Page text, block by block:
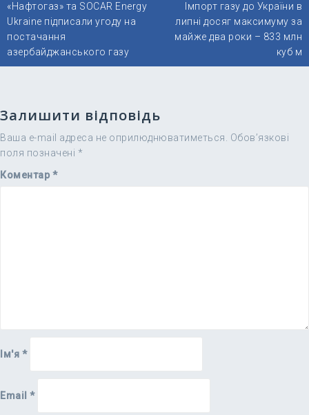
записів
«Нафтогаз» та SOCAR Energy
Ukraine підписали угоду на
постачання
азербайджанського газу
Імпорт газу до України в
липні досяг максимуму за
майже два роки – 833 млн
куб м
Залишити відповідь
Ваша e-mail адреса не оприлюднюватиметься. Обов’язкові
поля позначені *
Коментар *
Ім'я *
Email *